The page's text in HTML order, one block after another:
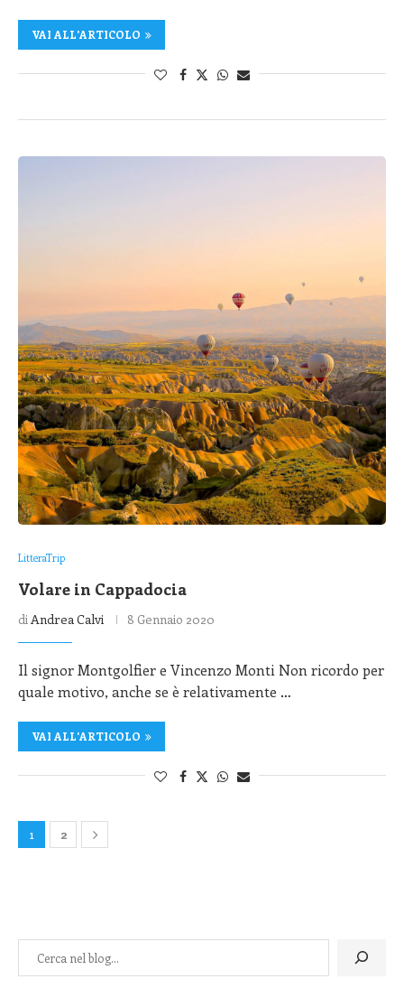
VAI ALL'ARTICOLO
LitteraTrip
Volare in Cappadocia
diAndrea Calvi 8 Gennaio 2020
Il signor Montgolfier e Vincenzo Monti Non ricordo per
quale motivo, anche se è relativamente …
VAI ALL'ARTICOLO
1 2